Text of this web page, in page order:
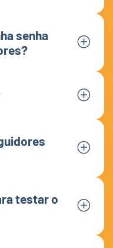
senha
testar o